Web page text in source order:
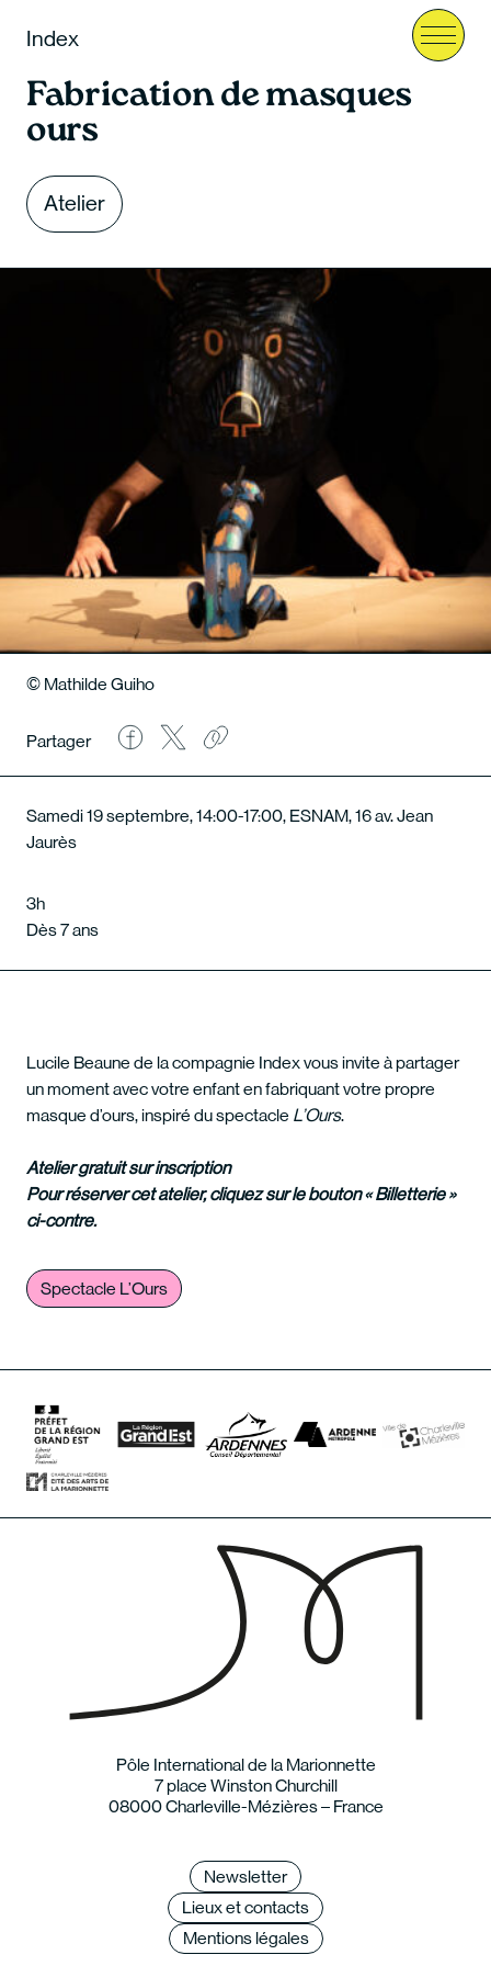
Menu
Index
Fabrication de masques
ours
Atelier
© Mathilde Guiho
Partager
Samedi 19 septembre, 14:00-17:00, ESNAM, 16 av. Jean
Jaurès
3h
Dès 7 ans
Lucile Beaune de la compagnie Index vous invite à partager
un moment avec votre enfant en fabriquant votre propre
masque d’ours, inspiré du spectacle L’Ours.
Atelier gratuit sur inscription
Pour réserver cet atelier, cliquez sur le bouton « Billetterie »
ci-contre.
Spectacle L’Ours
Pôle International de la Marionnette
7 place Winston Churchill
08000 Charleville-Mézières – France
Newsletter
Lieux et contacts
Mentions légales